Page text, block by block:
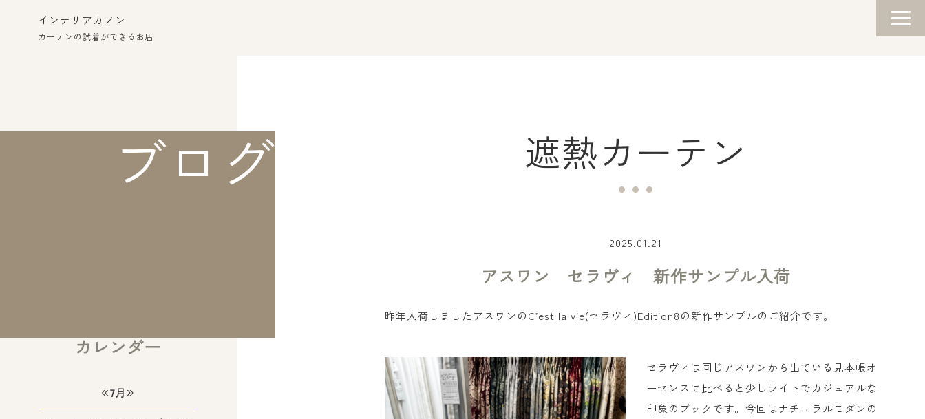
インテリアカノン
カーテンの試着ができるお店
カレンダー
«7月 »
ブログ 遮熱カーテン
2025.01.21
アスワン セラヴィ 新作サンプル入荷
昨年入荷しましたアスワンのC’est la vie(セラヴィ)Edition8の新作サンプルのご紹介です。
セラヴィは同じアスワンから出ている見本帳オ
ーセンスに比べると少しライトでカジュアルな
印象のブックです。今回はナチュラルモダンの